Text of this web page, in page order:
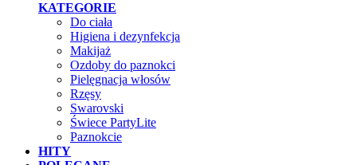
KATEGORIE
Do ciała
Higiena i dezynfekcja
Makijaż
Ozdoby do paznokci
Pielęgnacja włosów
Rzęsy
Swarovski
Świece PartyLite
Paznokcie
HITY